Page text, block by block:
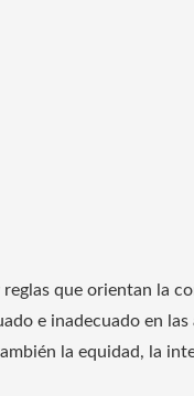
que orientan la
e inadecuado en las
la equidad, la